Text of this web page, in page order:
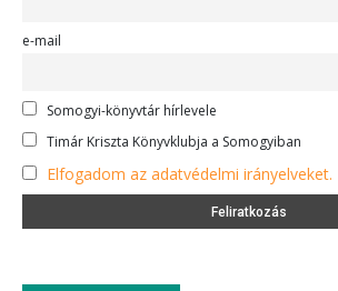
e-mail
Somogyi-könyvtár hírlevele
Timár Kriszta Könyvklubja a Somogyiban
Elfogadom az adatvédelmi irányelveket.